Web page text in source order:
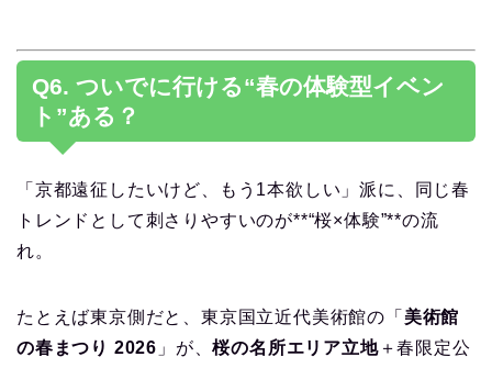
Q6. ついでに行ける“春の体験型イベン
ト”ある？
「京都遠征したいけど、もう1本欲しい」派に、同じ春
トレンドとして刺さりやすいのが**“桜×体験”**の流
れ。
たとえば東京側だと、東京国立近代美術館の「 美術館
の春まつり 2026 」が、桜の名所エリア立地＋春限定公